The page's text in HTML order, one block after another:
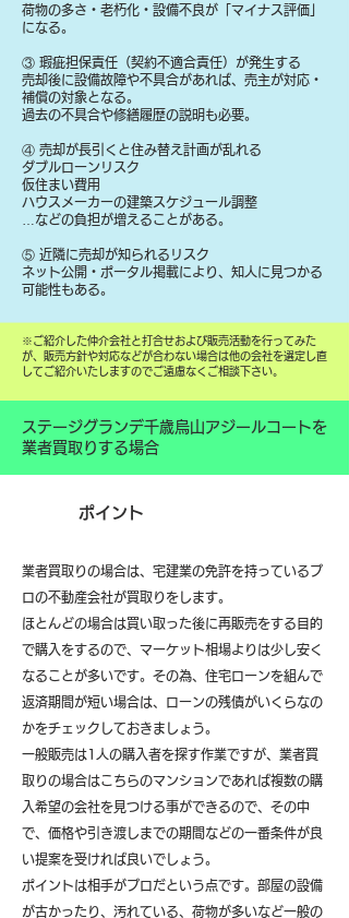
荷物の多さ・老朽化・設備不良が「マイナス評価」
になる。
③ 瑕疵担保責任（契約不適合責任）が発生する
売却後に設備故障や不具合があれば、売主が対応・
補償の対象となる。
過去の不具合や修繕履歴の説明も必要。
④ 売却が長引くと住み替え計画が乱れる
ダブルローンリスク
仮住まい費用
ハウスメーカーの建築スケジュール調整
…などの負担が増えることがある。
⑤ 近隣に売却が知られるリスク
ネット公開・ポータル掲載により、知人に見つかる
可能性もある。
​※ご紹介した仲介会社と打合せおよび販売活動を行ってみた
が、販売方針や対応などが合わない場合は他の会社を選定し直
してご紹介いたしますのでご遠慮なくご相談下さい。
ステージグランデ千歳烏山アジールコートを
業者買取りする場合
ポイント
業者買取りの場合は、宅建業の免許を持っているプ
ロの不動産会社が買取りをします。
ほとんどの場合は買い取った後に再販売をする目的
で購入をするので、マーケット相場よりは少し安く
なることが多いです。その為、住宅ローンを組んで
返済期間が短い場合は、ローンの残債がいくらなの
かをチェックしておきましょう。
一般販売は1人の購入者を探す作業ですが、業者買
取りの場合はこちらのマンションであれば複数の購
入希望の会社を見つける事ができるので、その中
で、価格や引き渡しまでの期間などの一番条件が良
い提案を受ければ良いでしょう。
ポイントは相手がプロだという点です。部屋の設備
が古かったり、汚れている、荷物が多いなど一般の